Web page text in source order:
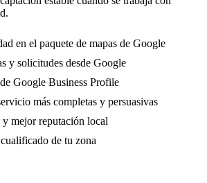
en el paquete de mapas de Google
y solicitudes desde Google
Google Business Profile
más completas y persuasivas
y mejor reputación local
de tu zona